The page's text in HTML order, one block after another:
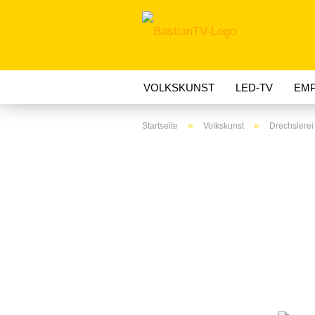
VOLKSKUNST LED-TV
Startseite » Volkskunst »